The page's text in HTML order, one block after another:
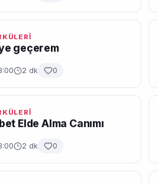
geçerem
2 dk 0
Elde Alma Canımı
2 dk 0